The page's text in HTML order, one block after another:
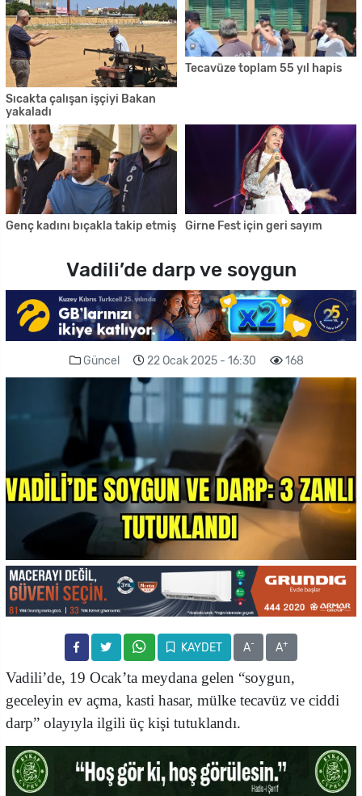
Sıcakta çalışan işçiyi Bakan
yakaladı
Tecavüze toplam 55 yıl hapis
Genç kadını bıçakla takip etmiş Girne Fest için geri sayım
Vadili’de darp ve soygun
Güncel 22 Ocak 2025 - 16:30 168
KAYDET A- A+
Vadili’de, 19 Ocak’ta meydana gelen “soygun,
geceleyin ev açma, kasti hasar, mülke tecavüz ve ciddi
darp” olayıyla ilgili üç kişi tutuklandı.